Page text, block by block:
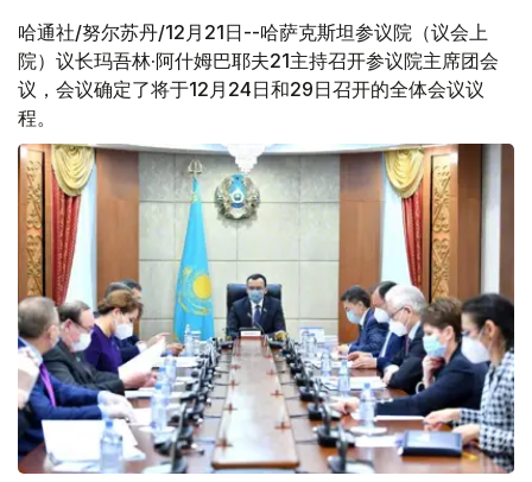
哈通社/努尔苏丹/12月21日--哈萨克斯坦参议院（议会上
院）议长玛吾林·阿什姆巴耶夫21主持召开参议院主席团会
议，会议确定了将于12月24日和29日召开的全体会议议
程。